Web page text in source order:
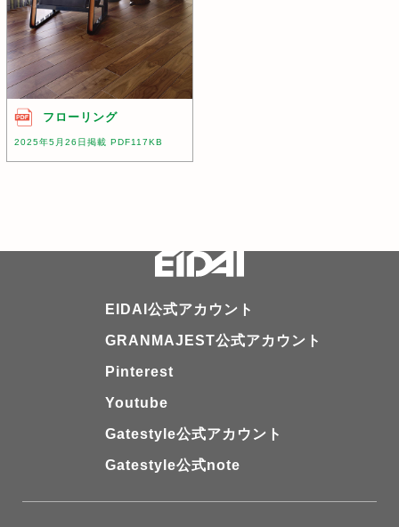
フローリング
2025年5月26日掲載 PDF117KB
EIDAI公式アカウント
GRANMAJEST公式アカウント
Pinterest
Youtube
Gatestyle公式アカウント
Gatestyle公式note